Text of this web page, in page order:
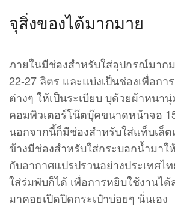
จุสิ่งของได้มากมาย
ภายในมีช่องสำหรับใส่อุปกรณ์มาก
22-27 ลิตร และแบ่งเป็นช่องเพื่อกา
ต่างๆ ให้เป็นระเบียบ บุด้วยผ้าหนา
คอมพิวเตอร์โน๊ตบุ๊คขนาดหน้าจอ
นอกจากนี้ก็มีช่องสำหรับใส่แท็บเล็
ข้างมีช่องสำหรับใส่กระบอกน้ำมาใ
กับอากาศแปรปรวนอย่างประเทศไ
ใส่ร่มพับก็ได้ เพื่อการหยิบใช้งานไ
มาคอยเปิดปิดกระเป๋าบ่อยๆ นั่นเอง